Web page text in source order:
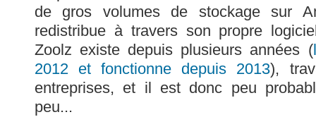
de gros volumes de stockage sur
redistribue à travers son propre
Zoolz existe depuis plusieurs années (
2012 et fonctionne depuis 2013),
entreprises, et il est donc peu
peu...